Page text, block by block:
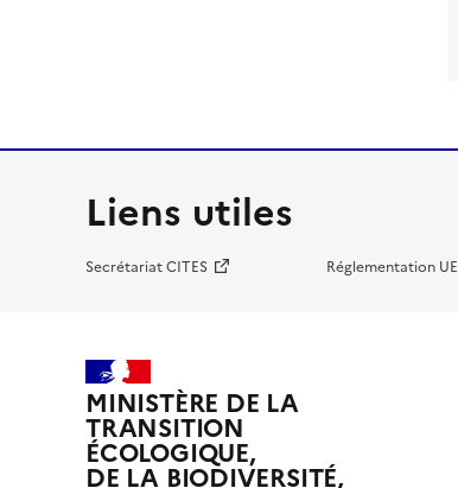
Liens utiles
Secrétariat CITES Réglementation UE
MINISTÈRE DE LA
TRANSITION
ÉCOLOGIQUE,
DE LA BIODIVERSITÉ,